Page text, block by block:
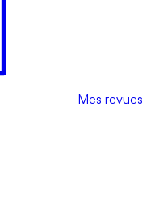
Mes revues